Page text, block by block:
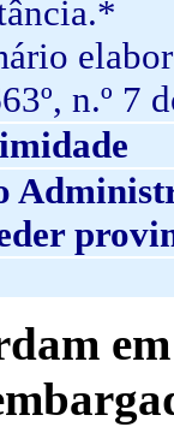
n.º 7